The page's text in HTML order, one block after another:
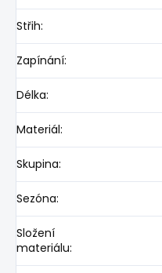
Střih:
Zapínání:
Délka:
Materiál:
Skupina:
Sezóna:
Složení
materiálu: